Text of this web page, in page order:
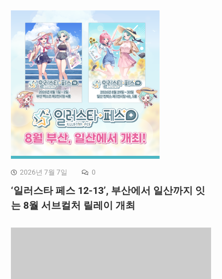
2026년 7월 7일 0
‘일러스타 페스 12-13’, 부산에서 일산까지 잇
는 8월 서브컬처 릴레이 개최